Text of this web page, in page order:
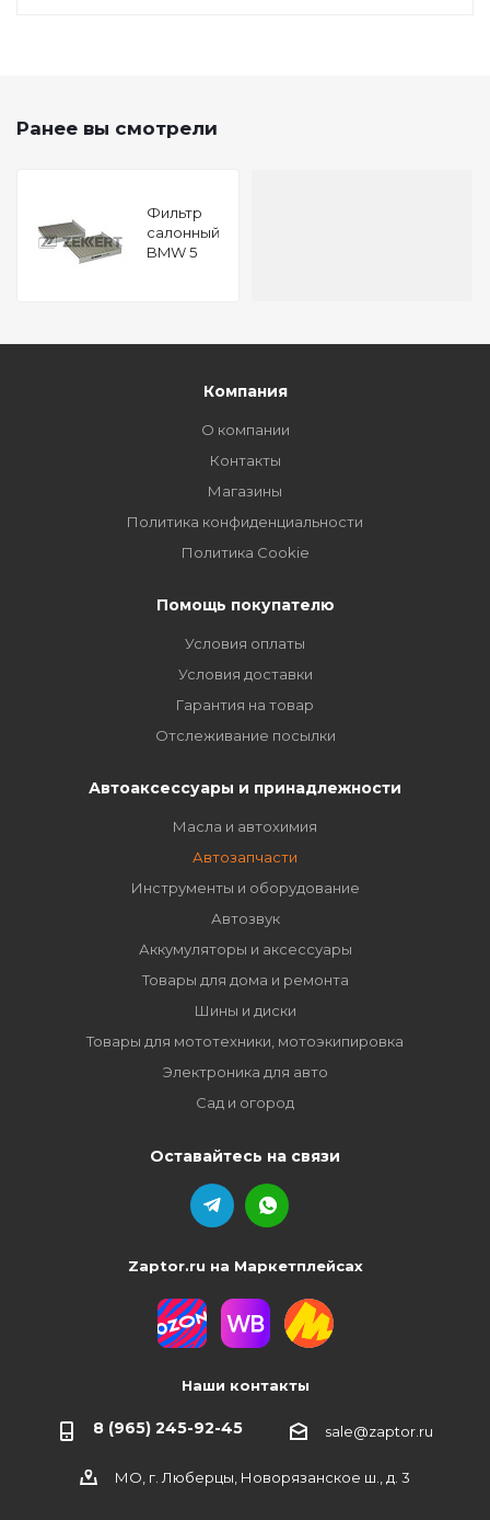
Ранее вы смотрели
Фильтр
салонный
BMW 5
Компания
О компании
Контакты
Магазины
Политика конфиденциальности
Политика Cookie
Помощь покупателю
Условия оплаты
Условия доставки
Гарантия на товар
Отслеживание посылки
Автоаксессуары и принадлежности
Масла и автохимия
Автозапчасти
Инструменты и оборудование
Автозвук
Аккумуляторы и аксессуары
Товары для дома и ремонта
Шины и диски
Товары для мототехники, мотоэкипировка
Электроника для авто
Сад и огород
Оставайтесь на связи
Zaptor.ru на Маркетплейсах
Наши контакты
8 (965) 245-92-45 sale@zaptor.ru
МО, г. Люберцы, Новорязанское ш., д. 3